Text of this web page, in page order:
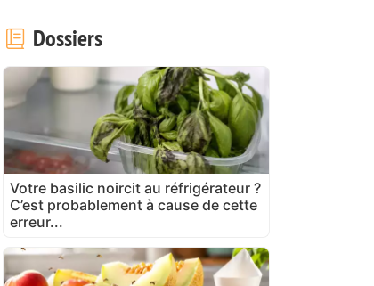
Dossiers
Votre basilic noircit au réfrigérateur ?
C’est probablement à cause de cette
erreur...